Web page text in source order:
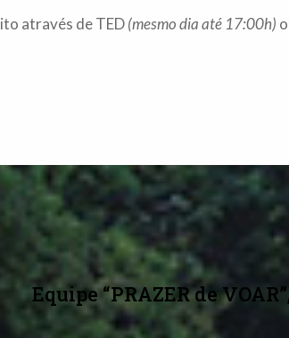
através de TED(mesmo dia até 17:00h)
Equipe “PRAZER de